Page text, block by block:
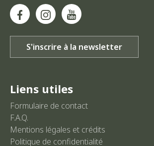
Liens utiles
Formulaire de contact
F.A.Q.
Mentions légales et crédits
Politique de confidentialité